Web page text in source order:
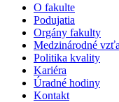
O fakulte
Podujatia
Orgány fakulty
Medzinárodné
Politika kvality
Kariéra
Úradné hodiny
Kontakt